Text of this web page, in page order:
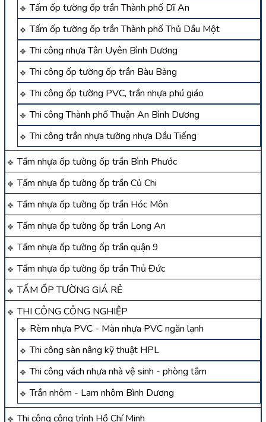
Tấm ốp tường ốp trần Thành phố Dĩ An
Tấm ốp tường ốp trần Thành phố Thủ Dầu Một
Thi công nhựa Tân Uyên Bình Dương
Thi công ốp tường ốp trần Bàu Bàng
Thi công ốp tường PVC, trần nhựa phú giáo
Thi công Thành phố Thuận An Bình Dương
Thi công trần nhựa tường nhựa Dầu Tiếng
Tấm nhựa ốp tường ốp trần Bình Phước
Tấm nhựa ốp tường ốp trần Củ Chi
Tấm nhựa ốp tường ốp trần Hóc Môn
Tấm nhựa ốp tường ốp trần Long An
Tấm nhựa ốp tường ốp trần quận 9
Tấm nhựa ốp tường ốp trần Thủ Đức
TẤM ỐP TƯỜNG GIÁ RẺ
THI CÔNG CÔNG NGHIỆP
Rèm nhựa PVC - Màn nhựa PVC ngăn lạnh
Thi công sàn nâng kỹ thuật HPL
Thi công vách nhựa nhà vệ sinh - phòng tắm
Trần nhôm - Lam nhôm Bình Dương
Thi công công trình Hồ Chí Minh